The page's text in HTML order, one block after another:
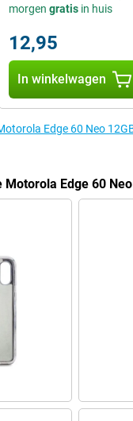
morgen gratisin huis
12,95
In winkelwagen
Edge 60 Neo
Edge 60